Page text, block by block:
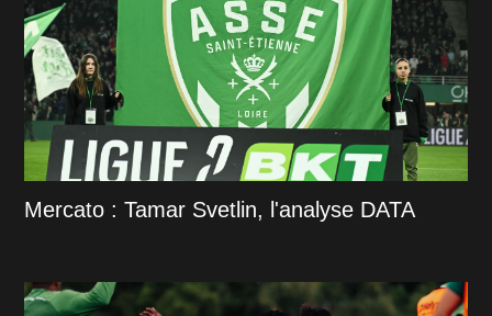
Mercato : Tamar Svetlin, l'analyse DATA